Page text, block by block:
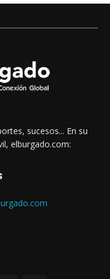
sucesos... En su
elburgado.com: